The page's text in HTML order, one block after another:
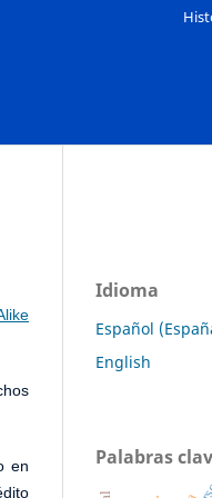
en
Idioma
Español
English
Palabras